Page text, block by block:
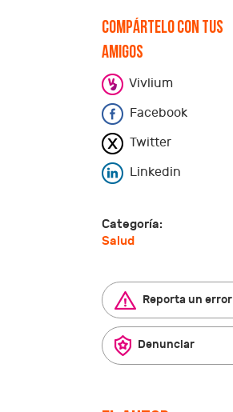
Compártelo con tus
amigos
Vivlium
Facebook
Twitter
Linkedin
Categoría:
Salud
Reporta un error
Denunciar